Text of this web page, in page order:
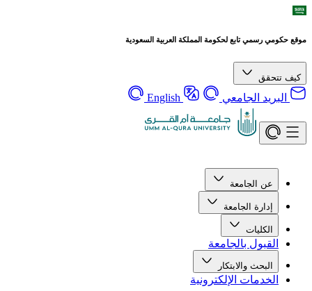
موقع حكومي رسمي تابع لحكومة المملكة العربية السعودية
كيف تتحقق
البريد الجامعي English
عن الجامعة
إدارة الجامعة
الكليات
القبول بالجامعة
البحث والابتكار
الخدمات الإلكترونية